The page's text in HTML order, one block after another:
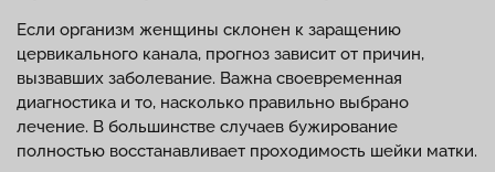
Если организм женщины склонен к заращению
цервикального канала, прогноз зависит от причин,
вызвавших заболевание. Важна своевременная
диагностика и то, насколько правильно выбрано
лечение. В большинстве случаев бужирование
полностью восстанавливает проходимость шейки матки.